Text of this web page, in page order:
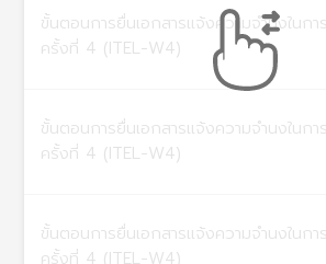
ขั้นตอนการยื่นเอกสารแจ้งความจำนงใน
ครั้งที่ 4 (ITEL-W4)
ขั้นตอนการยื่นเอกสารแจ้งความจำนงใน
ครั้งที่ 4 (ITEL-W4)
ขั้นตอนการยื่นเอกสารแจ้งความจำนงใน
ครั้งที่ 4 (ITEL-W4)